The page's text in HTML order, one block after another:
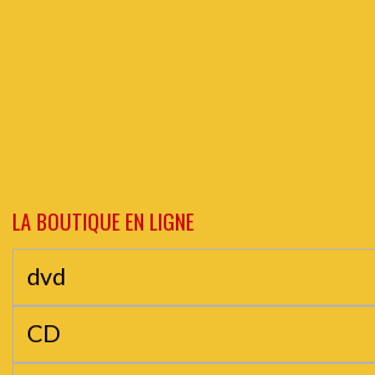
LA BOUTIQUE EN LIGNE
dvd
CD